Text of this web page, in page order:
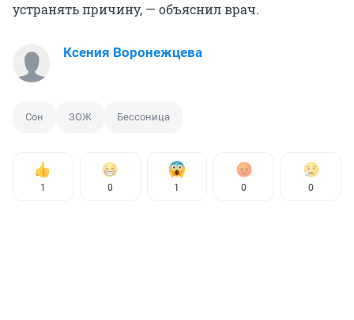
устранять причину, — объяснил врач.
Ксения Воронежцева
Сон ЗОЖ Бессоница
1 0 1 0 0